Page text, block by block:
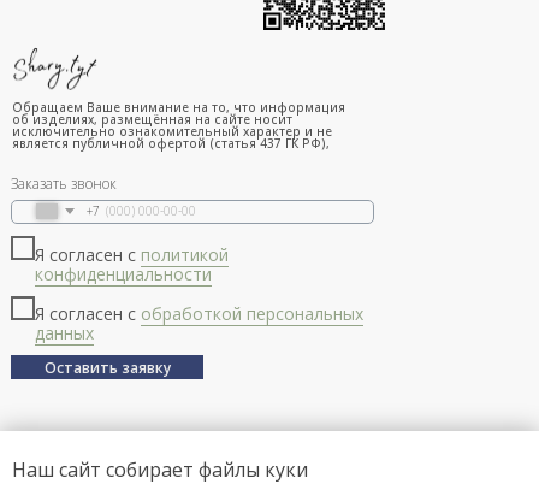
Заказать звонок
+7
Я согласен с политикой
конфиденциальности
Я согласен с обработкой персональных
данных
Оставить заявку
Обращаем Ваше внимание на то, что информация
об изделиях, размещённая на сайте носит
исключительно ознакомительный характер и не
является публичной офертой (статья 437 ГК РФ),
Наш сайт собирает файлы куки